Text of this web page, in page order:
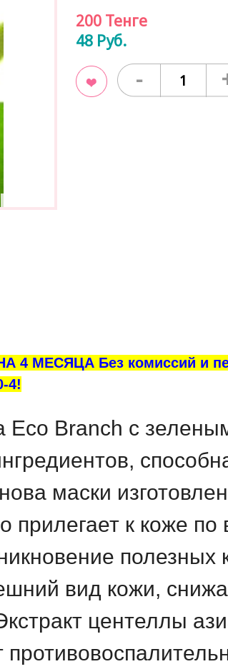
200 Тенге
48 Руб.
-
4 МЕСЯЦА Без комиссий и
4!
Eco Branch с
маски
прилегает к коже
полезных
вид кожи,
центеллы